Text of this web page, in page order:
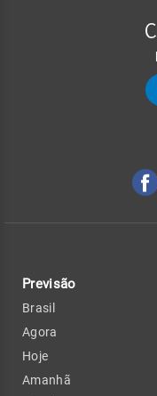
Previsão
Brasil
Agora
Hoje
Amanhã